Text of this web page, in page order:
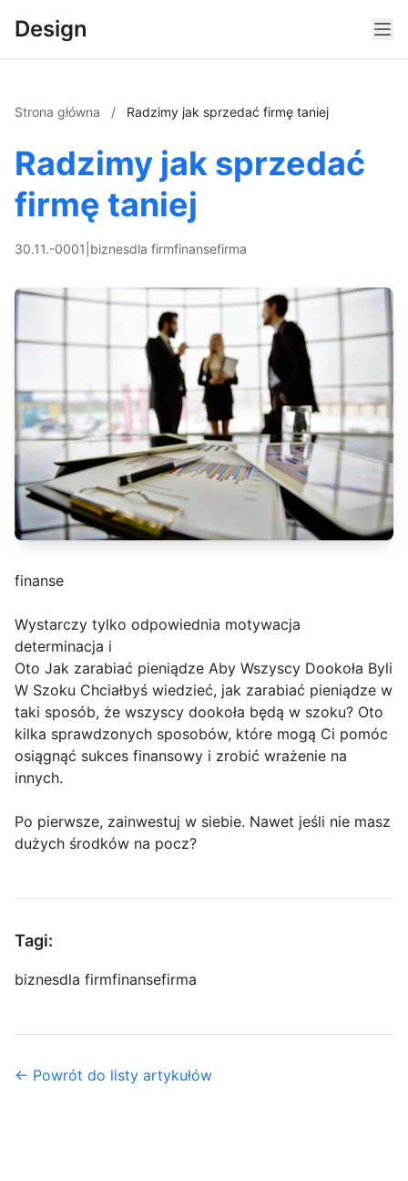
Design
Strona główna / Radzimy jak sprzedać firmę taniej
Radzimy jak sprzedać
firmę taniej
30.11.-0001 biznesdla firmfinansefirma
finanse
Wystarczy tylko odpowiednia motywacja
determinacja i
Oto Jak zarabiać pieniądze Aby Wszyscy Dookoła Byli
W Szoku Chciałbyś wiedzieć, jak zarabiać pieniądze w
taki sposób, że wszyscy dookoła będą w szoku? Oto
kilka sprawdzonych sposobów, które mogą Ci pomóc
osiągnąć sukces finansowy i zrobić wrażenie na
innych.
Po pierwsze, zainwestuj w siebie. Nawet jeśli nie masz
dużych środków na pocz?
Tagi:
biznesdla firmfinansefirma
← Powrót do listy artykułów